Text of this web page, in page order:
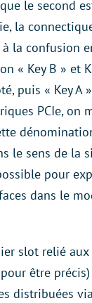
le second
la
la confusion
« Key B » et
puis « Key A
PCIe, on
le sens de la
pour
dans le
slot relié aux
être
distribuées